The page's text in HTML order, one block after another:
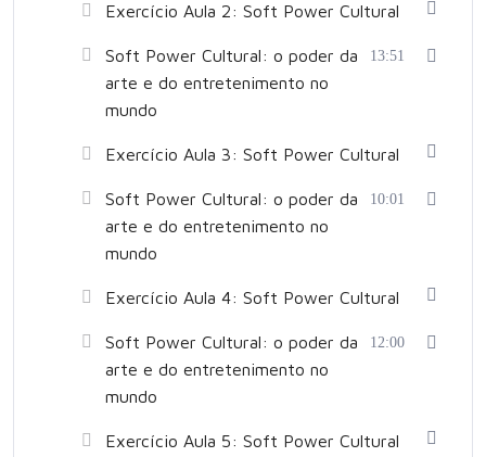
Exercício Aula 2: Soft Power Cultural
Soft Power Cultural: o poder da
arte e do entretenimento no
mundo
13:51
Exercício Aula 3: Soft Power Cultural
Soft Power Cultural: o poder da
arte e do entretenimento no
mundo
10:01
Exercício Aula 4: Soft Power Cultural
Soft Power Cultural: o poder da
arte e do entretenimento no
mundo
12:00
Exercício Aula 5: Soft Power Cultural